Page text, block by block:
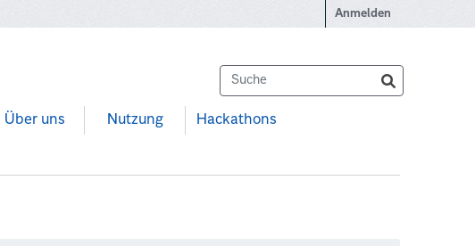
Anmelden
Über uns Nutzung Hackathons